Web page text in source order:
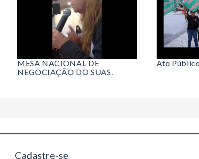
MESA NACIONAL DE
NEGOCIAÇÃO DO SUAS.
Ato
Cadastre-se